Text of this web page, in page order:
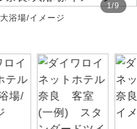
1/9
浴場/イメージ
に登録されている文化遺産や自
訪ねるコースです。
ットに立ち寄るコースです。
も宿泊するコースです。
テルに露天風呂が付いていま